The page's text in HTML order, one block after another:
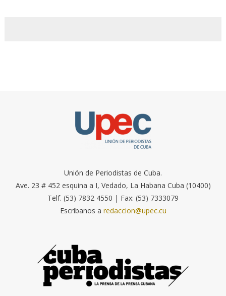
Unión de Periodistas de Cuba.
Ave. 23 # 452 esquina a I, Vedado, La Habana Cuba (10400)
Telf. (53) 7832 4550 | Fax: (53) 7333079
Escríbanos a redaccion@upec.cu